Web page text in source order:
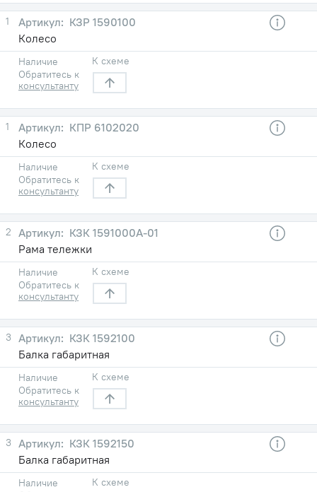
1
КЗР 1590100
Колесо
Наличие
Обратитесь к
консультанту
К схеме
1
КПР 6102020
Колесо
Наличие
Обратитесь к
консультанту
К схеме
2
КЗК 1591000А-01
Рама тележки
Наличие
Обратитесь к
консультанту
К схеме
3
КЗК 1592100
Балка габаритная
Наличие
Обратитесь к
консультанту
К схеме
3
КЗК 1592150
Балка габаритная
Наличие
К схеме